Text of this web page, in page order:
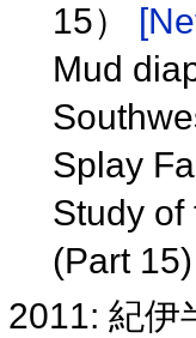
15）
Mud
Splay
Study of
(Part 15)
2011: 紀伊